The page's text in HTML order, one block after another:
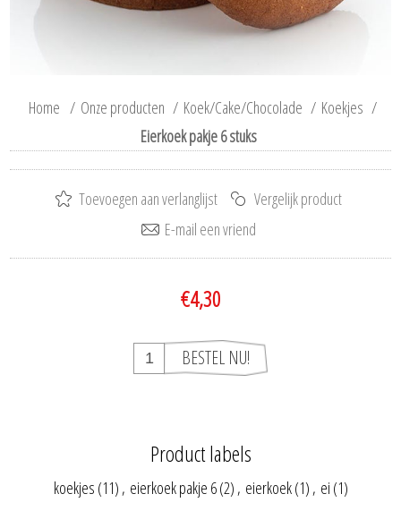
Home / Onze producten / Koek/Cake/Chocolade / Koekjes /
Eierkoek pakje 6 stuks
€4,30
Product labels
koekjes (11) , eierkoek pakje 6(2) , eierkoek(1) , ei (1)